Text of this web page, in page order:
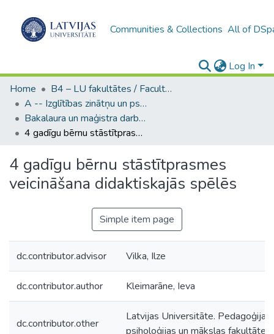
Communities & Collections All of
Log In
Home
B4 – LU fakultātes / Faculties of the UL
A -- Izglītības zinātņu un psiholoģijas fakultāte / Faculty of Education Sciences and Psychology
Bakalaura un maģistra darbi (PPMF) / Bachelor's and Master's theses
4 gadīgu bērnu stāstītprasmes veicināšana didaktiskajās spēlēs
4 gadīgu bērnu stāstītprasmes
veicināšana didaktiskajās spēlēs
Simple item page
dc.contributor.advisor Vilka, Ilze
dc.contributor.author Kleimarāne, Ieva
dc.contributor.other
Latvijas Universitāte. Pedagoģijas,
psiholoģijas un mākslas fakultāte